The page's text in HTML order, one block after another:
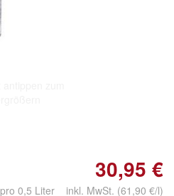
30,95 €
pro 0,5 Liter inkl. MwSt. (61,90 €/l)